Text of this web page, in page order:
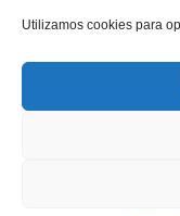
Utilizamos cookies para
mayo 2025